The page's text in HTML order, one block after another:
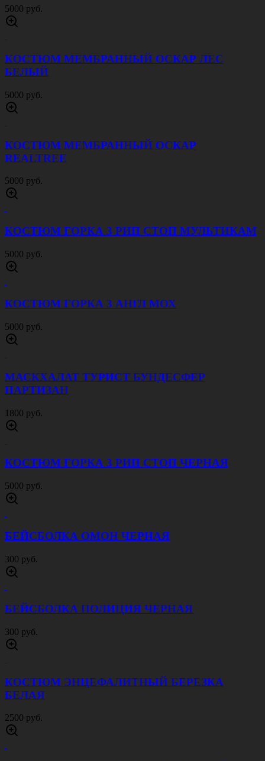
5000 руб.
КОСТЮМ МЕМБРАННЫЙ ОСКАР ЛЕС
БЕЛЫЙ
5000 руб.
КОСТЮМ МЕМБРАННЫЙ ОСКАР
REALTREE
5000 руб.
КОСТЮМ ГОРКА 3 РИП СТОП МУЛЬТИКАМ
5000 руб.
КОСТЮМ ГОРКА 3 АНГЛ МОХ
5000 руб.
МАСКХАЛАТ ТУРИСТ БУНДЕСФЕР
ПАРТИЗАН
1800 руб.
КОСТЮМ ГОРКА 3 РИП СТОП ЧЕРНАЯ
5000 руб.
БЕЙСБОЛКА ОМОН ЧЕРНАЯ
300 руб.
БЕЙСБОЛКА ПОЛИЦИЯ ЧЕРНАЯ
300 руб.
КОСТЮМ ЭНЦЕФАЛИТНЫЙ БЕРЕЗКА
БЕЛАЯ
2500 руб.